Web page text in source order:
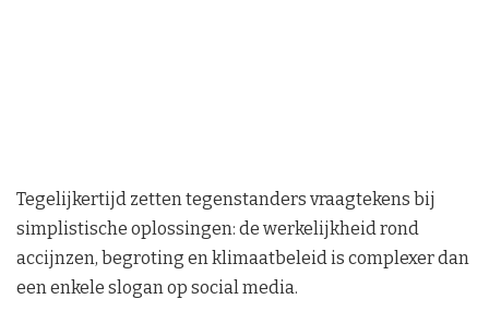
Tegelijkertijd zetten tegenstanders vraagtekens bij
simplistische oplossingen: de werkelijkheid rond
accijnzen, begroting en klimaatbeleid is complexer dan
een enkele slogan op social media.